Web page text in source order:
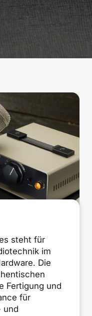
steht für
im
Die
Fertigung und
für
und